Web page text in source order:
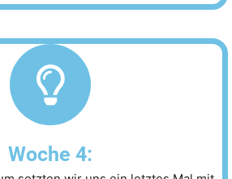
Woche 4: